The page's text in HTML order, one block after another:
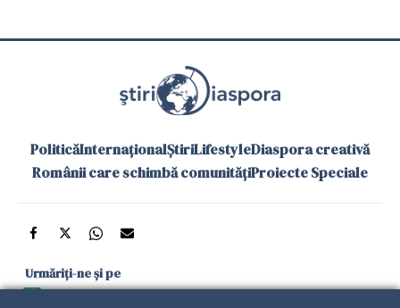
PoliticăInternaționalȘtiriLifestyleDiaspora creativă
Românii care schimbă comunitățiProiecte Speciale
Urmăriți-ne și pe